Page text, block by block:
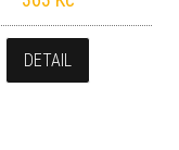
DETAIL